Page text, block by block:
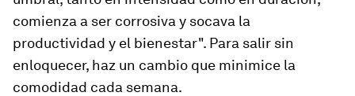
comienza a ser corrosiva y socava la
productividad y el bienestar". Para salir sin
enloquecer, haz un cambio que minimice la
comodidad cada semana.